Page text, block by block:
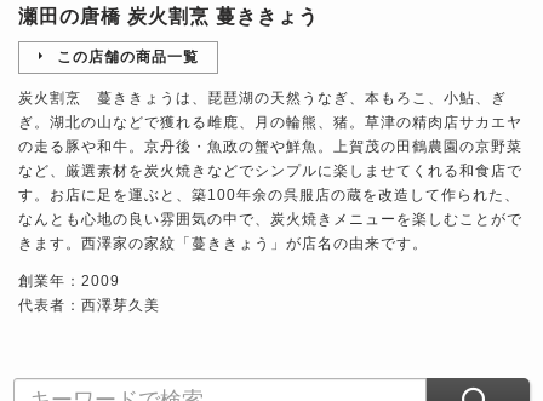
瀬田の唐橋 炭火割烹 蔓ききょう
この店舗の商品一覧
炭火割烹 蔓ききょうは、琵琶湖の天然うなぎ、本もろこ、小鮎、ぎ
ぎ。湖北の山などで獲れる雌鹿、月の輪熊、猪。草津の精肉店サカエヤ
の走る豚や和牛。京丹後・魚政の蟹や鮮魚。上賀茂の田鶴農園の京野菜
など、厳選素材を炭火焼きなどでシンプルに楽しませてくれる和食店で
す。お店に足を運ぶと、築100年余の呉服店の蔵を改造して作られた、
なんとも心地の良い雰囲気の中で、炭火焼きメニューを楽しむことがで
きます。西澤家の家紋「蔓ききょう」が店名の由来です。
創業年：2009
代表者：西澤芽久美